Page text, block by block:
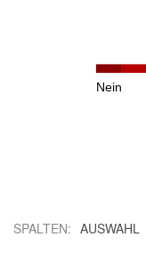
Nein
SPALTEN: AUSWAHL